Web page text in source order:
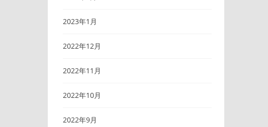
2023年1月
2022年12月
2022年11月
2022年10月
2022年9月